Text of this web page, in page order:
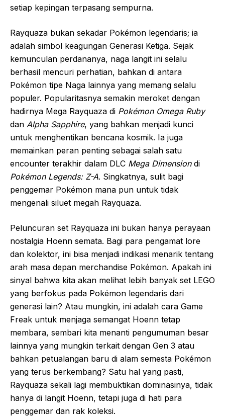
setiap kepingan terpasang sempurna.
Rayquaza bukan sekadar Pokémon legendaris; ia
adalah simbol keagungan Generasi Ketiga. Sejak
kemunculan perdananya, naga langit ini selalu
berhasil mencuri perhatian, bahkan di antara
Pokémon tipe Naga lainnya yang memang selalu
populer. Popularitasnya semakin meroket dengan
hadirnya Mega Rayquaza di Pokémon Omega Ruby
dan Alpha Sapphire, yang bahkan menjadi kunci
untuk menghentikan bencana kosmik. Ia juga
memainkan peran penting sebagai salah satu
encounter terakhir dalam DLC Mega Dimensiondi
Pokémon Legends: Z-A. Singkatnya, sulit bagi
penggemar Pokémon mana pun untuk tidak
mengenali siluet megah Rayquaza.
Peluncuran set Rayquaza ini bukan hanya perayaan
nostalgia Hoenn semata. Bagi para pengamat lore
dan kolektor, ini bisa menjadi indikasi menarik tentang
arah masa depan merchandise Pokémon. Apakah ini
sinyal bahwa kita akan melihat lebih banyak set LEGO
yang berfokus pada Pokémon legendaris dari
generasi lain? Atau mungkin, ini adalah cara Game
Freak untuk menjaga semangat Hoenn tetap
membara, sembari kita menanti pengumuman besar
lainnya yang mungkin terkait dengan Gen 3 atau
bahkan petualangan baru di alam semesta Pokémon
yang terus berkembang? Satu hal yang pasti,
Rayquaza sekali lagi membuktikan dominasinya, tidak
hanya di langit Hoenn, tetapi juga di hati para
penggemar dan rak koleksi.